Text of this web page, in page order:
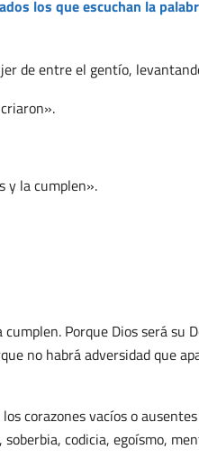
los que escuchan la
de entre el gentío,
y la cumplen».
Porque Dios será su
no habrá adversidad que
corazones vacíos o
codicia, egoísmo,